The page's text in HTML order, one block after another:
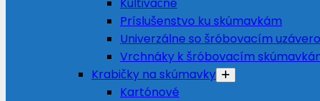
Príslušenstvo ku skúmavkám
Univerzálne so šróbovacím
Vrchnáky k šróbovacím
Krabičky na skúmavky
Kartónové